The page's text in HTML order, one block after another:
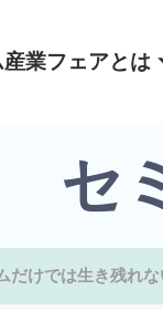
業フェアとは
セ
だけでは生き残れ